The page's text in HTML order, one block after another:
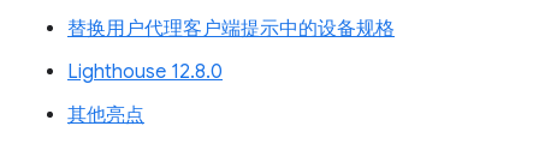
替换用户代理客户端提示中的设备规格
Lighthouse 12.8.0
其他亮点